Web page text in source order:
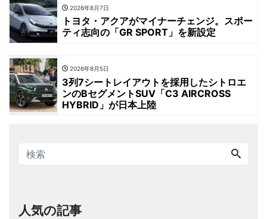
2026年8月7日
トヨタ・アクアがマイナーチェンジ。スポー
ティ志向の「GR SPORT」を新設定
2026年8月5日
3列7シートレイアウトを採用したシトロエ
ンのBセグメントSUV「C3 AIRCROSS
HYBRID」が日本上陸
人気の記事